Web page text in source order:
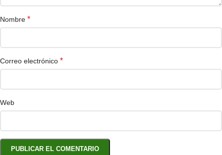
Nombre *
Correo electrónico *
Web